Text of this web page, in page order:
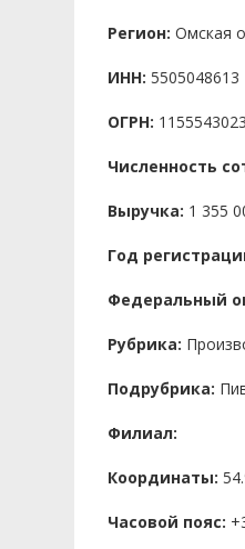
Регион: Омская
ИНН: 5505048613
ОГРН:
Численность
Выручка: 1 355
Год
Федеральный
Рубрика:
Подрубрика:
Филиал:
Координаты:
Часовой пояс: